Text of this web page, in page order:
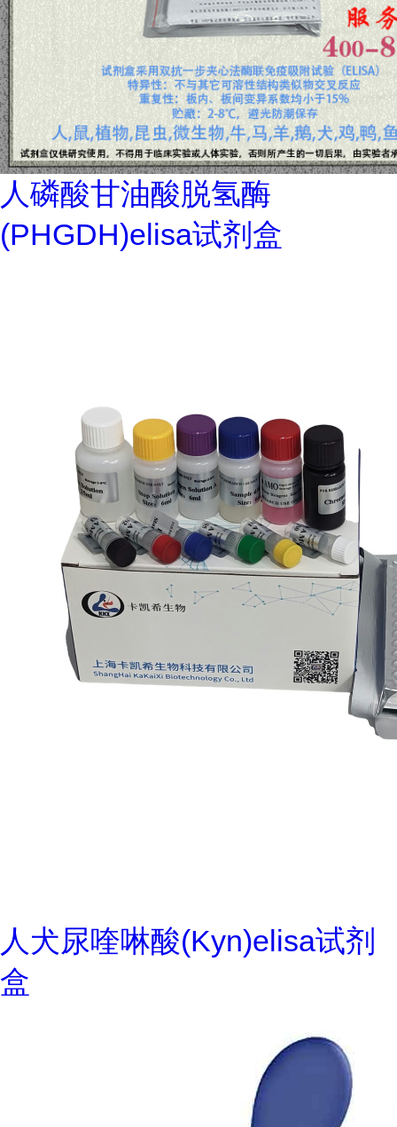
人磷酸甘油酸脱氢酶
(PHGDH)elisa试剂盒
人犬尿喹啉酸(Kyn)elisa试剂
盒